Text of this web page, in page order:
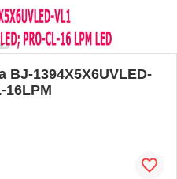
BJ-1394X5X6UVLED-
16LPM